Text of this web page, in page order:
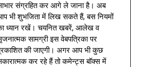
संग्रहित कर आगे ले जाना है। अब
भी शुभजिता में लिख सकते हैं, बस नियमों
ध्यान रखें। चयनित खबरें, आलेख व
सामग्री इस वेबपत्रिका पर
की जाएगी। अगर आप भी कुछ
कर रहे हैं तो कमेन्ट्स बॉक्स में